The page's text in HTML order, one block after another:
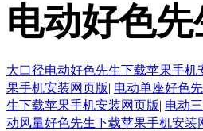
电动好色
大口径电动好色先生下载苹果手机
果手机安装网页版| 电动单座好色
生下载苹果手机安装网页版| 电动
动风量好色先生下载苹果手机安装